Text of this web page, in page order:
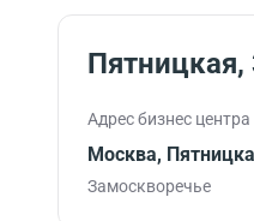
Пятницкая,
Адрес бизнес центра
Москва,
Замоскворечье